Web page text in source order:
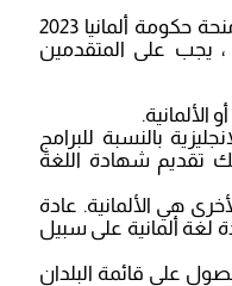
لكي تكون مؤهلاً للحصول على منحة حكومة ألمانيا 2023
، يجب على المتقدمين
الألمانية.
بالنسبة للبرامج
تقديم شهادة اللغة
هي الألمانية. عادة
ألمانية على سبيل
على قائمة البلدان